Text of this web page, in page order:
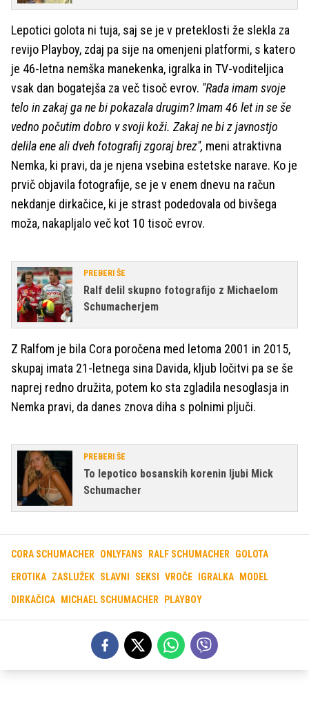
Lepotici golota ni tuja, saj se je v preteklosti že slekla za
revijo Playboy, zdaj pa sije na omenjeni platformi, s katero
je 46-letna nemška manekenka, igralka in TV-voditeljica
vsak dan bogatejša za več tisoč evrov. ''Rada imam svoje
telo in zakaj ga ne bi pokazala drugim? Imam 46 let in se še
vedno počutim dobro v svoji koži. Zakaj ne bi z javnostjo
delila ene ali dveh fotografij zgoraj brez'', meni atraktivna
Nemka, ki pravi, da je njena vsebina estetske narave. Ko je
prvič objavila fotografije, se je v enem dnevu na račun
nekdanje dirkačice, ki je strast podedovala od bivšega
moža, nakapljalo več kot 10 tisoč evrov.
PREBERI ŠE
Ralf delil skupno fotografijo z Michaelom
Schumacherjem
Z Ralfom je bila Cora poročena med letoma 2001 in 2015,
skupaj imata 21-letnega sina Davida, kljub ločitvi pa se še
naprej redno družita, potem ko sta zgladila nesoglasja in
Nemka pravi, da danes znova diha s polnimi pljuči.
PREBERI ŠE
To lepotico bosanskih korenin ljubi Mick
Schumacher
CORA SCHUMACHER ONLYFANS RALF SCHUMACHER GOLOTA
EROTIKA ZASLUŽEK SLAVNI SEKSI VROČE IGRALKA MODEL
DIRKAČICA MICHAEL SCHUMACHER PLAYBOY